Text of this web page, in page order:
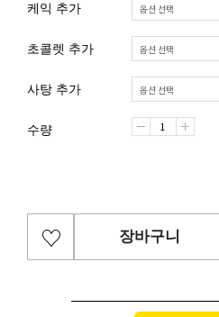
케익 추가
초콜렛 추가
사탕 추가
수량
장바구니